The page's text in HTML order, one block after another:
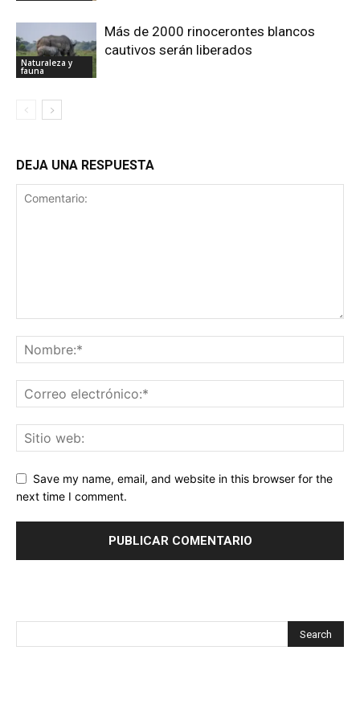
Naturaleza y
fauna
Más de 2000 rinocerontes blancos
cautivos serán liberados
DEJA UNA RESPUESTA
Save my name, email, and website in this browser for the
next time I comment.